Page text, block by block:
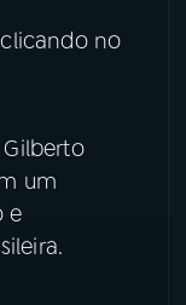
no
Gilberto
um
e